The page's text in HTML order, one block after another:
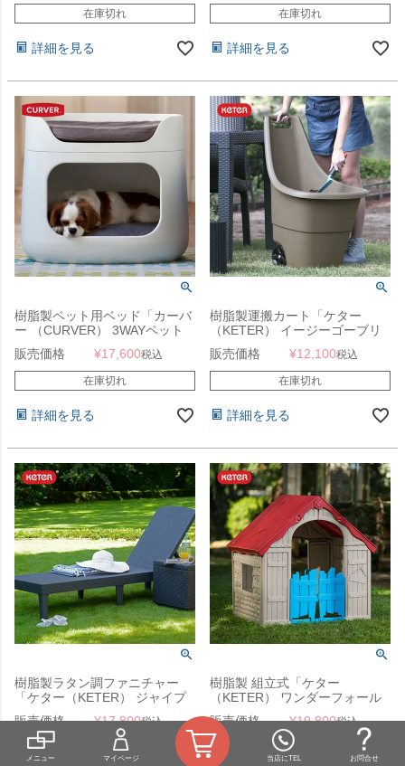
在庫切れ
詳細を見る
在庫切れ
詳細を見る
樹脂製ペット用ベッド「カーバ
ー （CURVER） 3WAYペット
バンクベッド＆キャリー （PET
BUNKBED）」
販売価格 ¥17,600税込
在庫切れ
詳細を見る
樹脂製運搬カート「ケター
（KETER） イージーゴーブリ
ーズ（EASY GO BREEZE）」
販売価格 ¥12,100税込
在庫切れ
詳細を見る
樹脂製ラタン調ファニチャー
「ケター（KETER） ジャイプ
ール リクライニングサンラウン
ジャー（JAIPUR SUN
LOUNGER）」
販売価格 ¥17,800税込
在庫切れ
樹脂製 組立式「ケター
（KETER） ワンダーフォール
ド プレイハウス
（WONDERFOLD
PLAYHOUSE）」
販売価格 ¥19,800税込
在庫切れ
メニュー マイページ 当店にTEL お問合せ